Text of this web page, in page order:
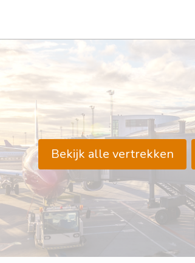
Bekijk alle vertrekken